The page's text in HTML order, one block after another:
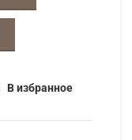
В избранное